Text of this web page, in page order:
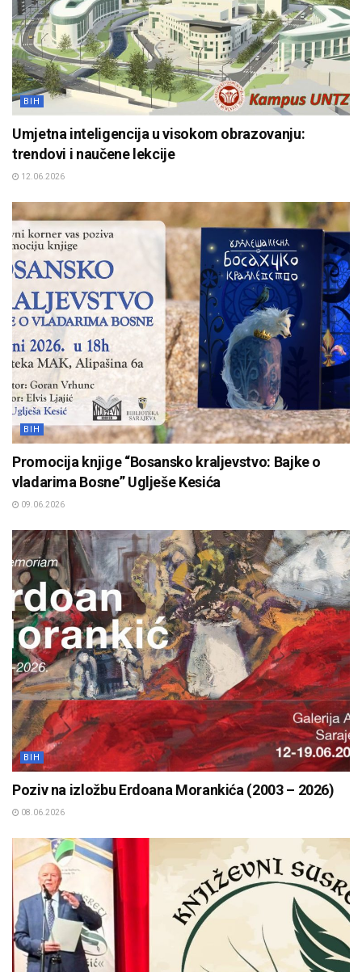
BIH
Umjetna inteligencija u visokom obrazovanju:
trendovi i naučene lekcije
12.06.2026
BIH
Promocija knjige “Bosansko kraljevstvo: Bajke o
vladarima Bosne” Uglješe Kesića
09.06.2026
BIH
Poziv na izložbu Erdoana Morankića (2003 – 2026)
08.06.2026